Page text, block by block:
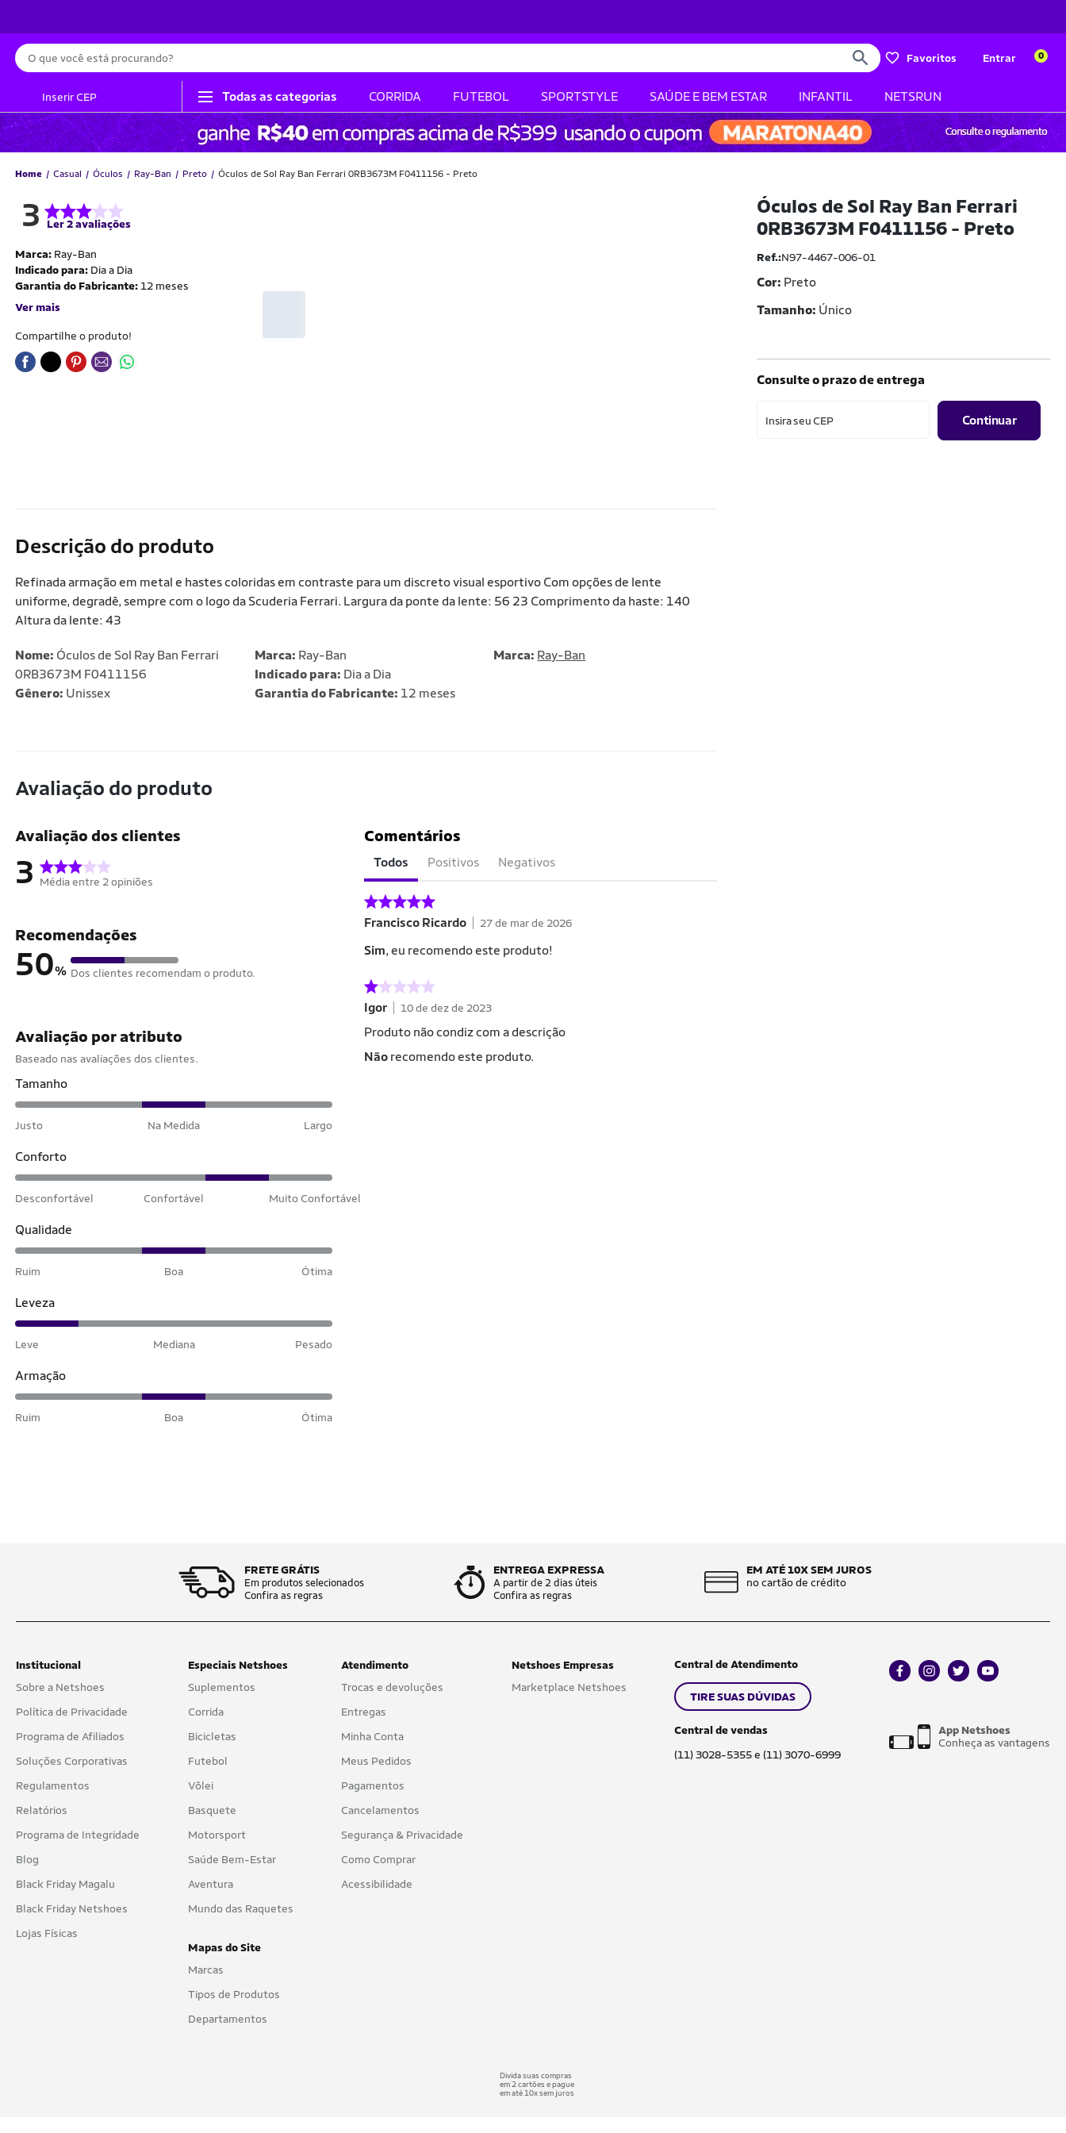
Busca
Favoritos Entrar 0
Inserir CEP Todas as categorias CORRIDA FUTEBOL SPORTSTYLE SAÚDE E BEM ESTAR INFANTIL NETSRUN
Home Casual Óculos Ray-Ban Preto Óculos de Sol Ray Ban Ferrari 0RB3673M F0411156 - Preto
3 Ler 2 avaliações
Marca: Ray-Ban
Indicado para: Dia a Dia
Garantia do Fabricante: 12 meses
Ver mais
Compartilhe o produto!
Óculos de Sol Ray Ban Ferrari
0RB3673M F0411156 - Preto
Ref.:N97-4467-006-01
Cor: Preto
Tamanho Único
Consulte o prazo de entrega
Insira seu CEP Continuar
Descrição do produto
Refinada armação em metal e hastes coloridas em contraste para um discreto visual esportivo Com opções de lente
uniforme, degradê, sempre com o logo da Scuderia Ferrari. Largura da ponte da lente: 56 23 Comprimento da haste: 140
Altura da lente: 43
Nome: Óculos de Sol Ray Ban Ferrari
0RB3673M F0411156
Gênero: Unissex
Marca: Ray-Ban
Indicado para: Dia a Dia
Garantia do Fabricante: 12 meses
Marca: Ray-Ban
Avaliação do produto
Avaliação dos clientes
3 Média entre 2 opiniões
Recomendações
50% Dos clientes recomendam o produto.
Avaliação por atributo
Baseado nas avaliações dos clientes.
Tamanho
Justo Na Medida Largo
Conforto
Desconfortável Confortável Muito Confortável
Qualidade
Ruim Boa Ótima
Leveza
Leve Mediana Pesado
Armação
Ruim Boa Ótima
Comentários
Todos Positivos Negativos
Francisco Ricardo 27 de mar de 2026
Sim, eu recomendo este produto!
Igor 10 de dez de 2023
Produto não condiz com a descrição
Não recomendo este produto.
FRETE GRÁTIS
Em produtos selecionados
Confira as regras
ENTREGA EXPRESSA
A partir de 2 dias úteis
Confira as regras
EM ATÉ 10X SEM JUROS
no cartão de crédito
Institucional
Sobre a Netshoes
Política de Privacidade
Programa de Afiliados
Soluções Corporativas
Regulamentos
Relatórios
Programa de Integridade
Blog
Black Friday Magalu
Black Friday Netshoes
Lojas Físicas
Especiais Netshoes
Suplementos
Corrida
Bicicletas
Futebol
Vôlei
Basquete
Motorsport
Saúde Bem-Estar
Aventura
Mundo das Raquetes
Mapas do Site
Marcas
Tipos de Produtos
Departamentos
Atendimento
Trocas e devoluções
Entregas
Minha Conta
Meus Pedidos
Pagamentos
Cancelamentos
Segurança & Privacidade
Como Comprar
Acessibilidade
Netshoes Empresas
Marketplace Netshoes
Central de Atendimento
TIRE SUAS DÚVIDAS
Central de vendas
(11) 3028-5355 e (11) 3070-6999
facebookinstagram
twitteryoutube
App Netshoes
Conheça as vantagens
Divida suas compras
em 2 cartões e pague
em até 10x sem juros